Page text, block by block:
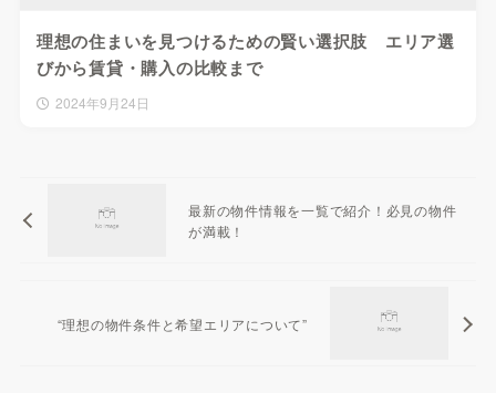
理想の住まいを見つけるための賢い選択肢 エリア選
びから賃貸・購入の比較まで
2024年9月24日
最新の物件情報を一覧で紹介！必見の物件
が満載！
“理想の物件条件と希望エリアについて”